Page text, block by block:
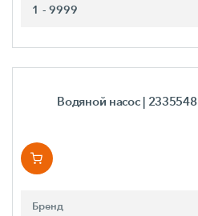
1 - 9999
Водяной насос | 2335548
Бренд